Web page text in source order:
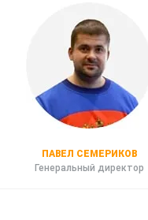
ПАВЕЛ СЕМЕРИКОВ
Генеральный директор